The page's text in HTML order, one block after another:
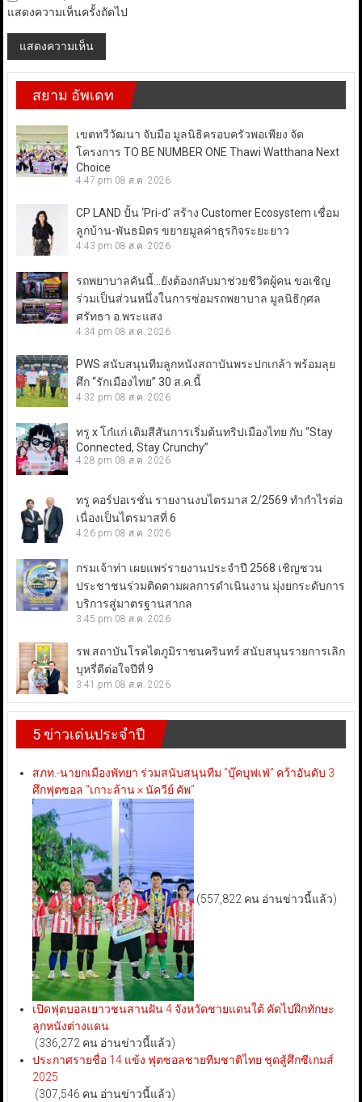
แสดงความเห็นครั้งถัดไป
สยาม อัพเดท
เขตทวีวัฒนา จับมือ มูลนิธิครอบครัวพอเพียง จัด
โครงการ TO BE NUMBER ONE Thawi Watthana Next
Choice
4:47 pm 08 ส.ค. 2026
CP LAND ปั้น ‘Pri-d’ สร้าง Customer Ecosystem เชื่อม
ลูกบ้าน-พันธมิตร ขยายมูลค่าธุรกิจระยะยาว
4:43 pm 08 ส.ค. 2026
รถพยาบาลคันนี้…ยังต้องกลับมาช่วยชีวิตผู้คน ขอเชิญ
ร่วมเป็นส่วนหนึ่งในการซ่อมรถพยาบาล มูลนิธิกุศล
ศรัทธา อ.พระแสง
4:34 pm 08 ส.ค. 2026
PWS สนับสนุนทีมลูกหนังสถาบันพระปกเกล้า พร้อมลุย
ศึก “รักเมืองไทย” 30 ส.ค.นี้
4:32 pm 08 ส.ค. 2026
ทรู x โก๋แก่ เติมสีสันการเริ่มต้นทริปเมืองไทย กับ “Stay
Connected, Stay Crunchy”
4:28 pm 08 ส.ค. 2026
ทรู คอร์ปอเรชั่น รายงานงบไตรมาส 2/2569 ทำกำไรต่อ
เนื่องเป็นไตรมาสที่ 6
4:26 pm 08 ส.ค. 2026
กรมเจ้าท่า เผยแพร่รายงานประจำปี 2568 เชิญชวน
ประชาชนร่วมติดตามผลการดำเนินงาน มุ่งยกระดับการ
บริการสู่มาตรฐานสากล
3:45 pm 08 ส.ค. 2026
รพ.สถาบันโรคไตภูมิราชนครินทร์ สนับสนุนรายการเลิก
บุหรี่ดีต่อใจปีที่ 9
3:41 pm 08 ส.ค. 2026
5 ข่าวเด่นประจำปี
สภท.-นายกเมืองพัทยา ร่วมสนับสนุนทีม “บุ๊คบุฟเฟ่” คว้าอันดับ 3
ศึกฟุตซอล “เกาะล้าน × นัควีย์ คัพ”
(557,822 คน อ่านข่าวนี้แล้ว)
เปิดฟุตบอลเยาวชนสานฝัน 4 จังหวัดชายแดนใต้ คัดไปฝึกทักษะ
ลูกหนังต่างแดน
(336,272 คน อ่านข่าวนี้แล้ว)
ประกาศรายชื่อ 14 แข้ง ฟุตซอลชายทีมชาติไทย ชุดสู้ศึกซีเกมส์
2025
(307,546 คน อ่านข่าวนี้แล้ว)